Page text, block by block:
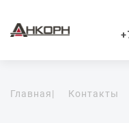
Главная| Контакты